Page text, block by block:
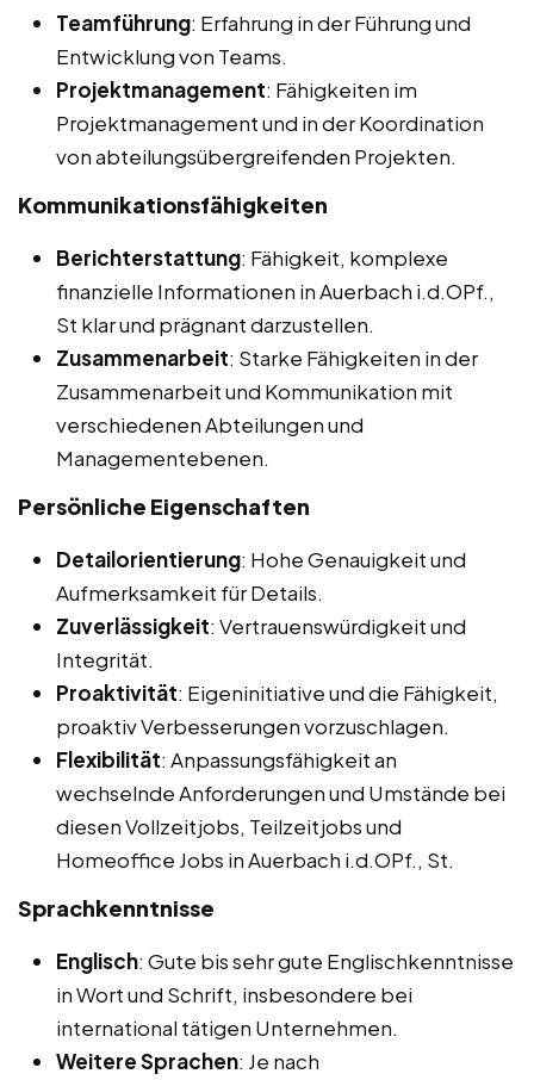
Teamführung: Erfahrung in der Führung und
Entwicklung von Teams.
Projektmanagement: Fähigkeiten im
Projektmanagement und in der Koordination
von abteilungsübergreifenden Projekten.
Kommunikationsfähigkeiten
Berichterstattung: Fähigkeit, komplexe
finanzielle Informationen in Auerbach i.d.OPf.,
St klar und prägnant darzustellen.
Zusammenarbeit: Starke Fähigkeiten in der
Zusammenarbeit und Kommunikation mit
verschiedenen Abteilungen und
Managementebenen.
Persönliche Eigenschaften
Detailorientierung: Hohe Genauigkeit und
Aufmerksamkeit für Details.
Zuverlässigkeit: Vertrauenswürdigkeit und
Integrität.
Proaktivität: Eigeninitiative und die Fähigkeit,
proaktiv Verbesserungen vorzuschlagen.
Flexibilität: Anpassungsfähigkeit an
wechselnde Anforderungen und Umstände bei
diesen Vollzeitjobs, Teilzeitjobs und
Homeoffice Jobs in Auerbach i.d.OPf., St.
Sprachkenntnisse
Englisch: Gute bis sehr gute Englischkenntnisse
in Wort und Schrift, insbesondere bei
international tätigen Unternehmen.
Weitere Sprachen: Je nach